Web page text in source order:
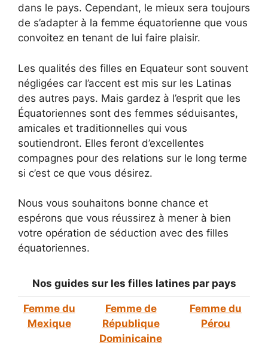
dans le pays. Cependant, le mieux sera toujours
de s’adapter à la femme équatorienne que vous
convoitez en tenant de lui faire plaisir.
Les qualités des filles en Equateur sont souvent
négligées car l’accent est mis sur les Latinas
des autres pays. Mais gardez à l’esprit que les
Équatoriennes sont des femmes séduisantes,
amicales et traditionnelles qui vous
soutiendront. Elles feront d’excellentes
compagnes pour des relations sur le long terme
si c’est ce que vous désirez.
Nous vous souhaitons bonne chance et
espérons que vous réussirez à mener à bien
votre opération de séduction avec des filles
équatoriennes.
Nos guides sur les filles latines par pays
Femme du
Mexique
Femme de
République
Dominicaine
Femme du
Pérou